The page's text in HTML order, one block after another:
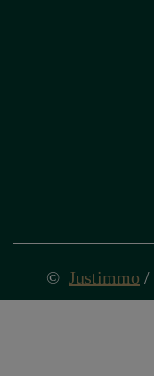
© Justimmo /